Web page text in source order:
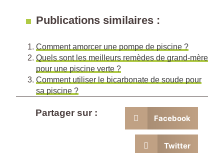
Publications similaires :
Comment amorcer une pompe de piscine ?
Quels sont les meilleurs remèdes de grand-mère
pour une piscine verte ?
Comment utiliser le bicarbonate de soude pour
sa piscine ?
Partager sur : Facebook
Twitter